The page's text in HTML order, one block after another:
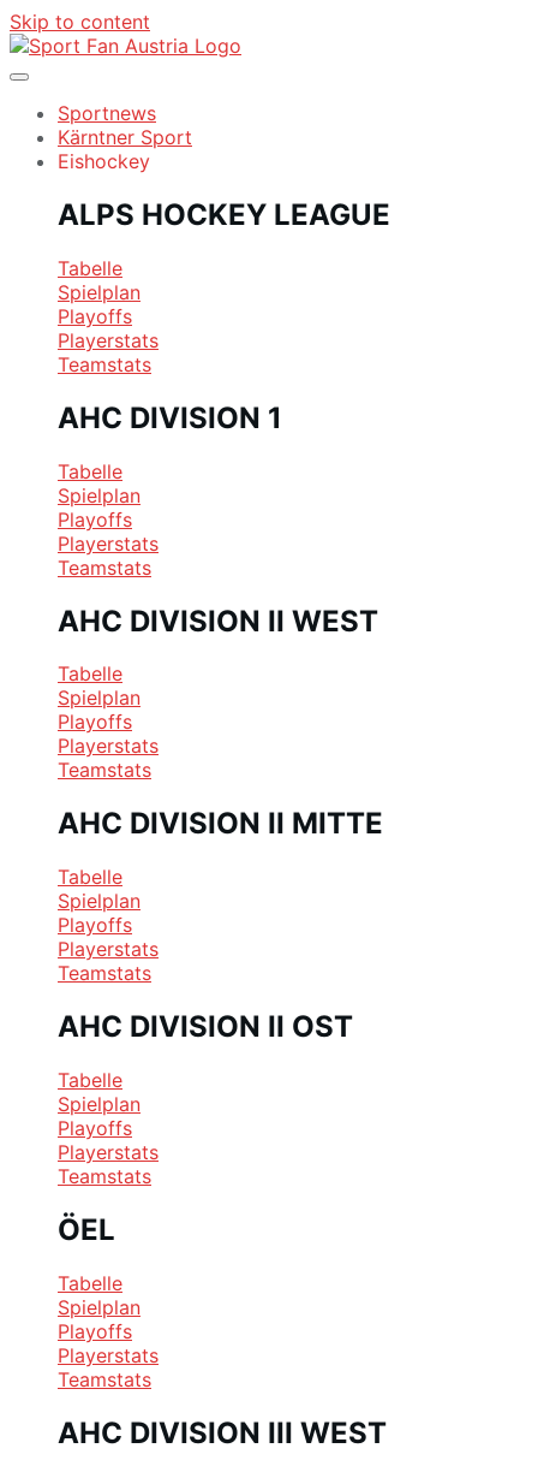
Skip to content
Sportnews
Kärntner Sport
Eishockey
ALPS HOCKEY LEAGUE
Tabelle
Spielplan
Playoffs
Playerstats
Teamstats
AHC DIVISION 1
Tabelle
Spielplan
Playoffs
Playerstats
Teamstats
AHC DIVISION II WEST
Tabelle
Spielplan
Playoffs
Playerstats
Teamstats
AHC DIVISION II MITTE
Tabelle
Spielplan
Playoffs
Playerstats
Teamstats
AHC DIVISION II OST
Tabelle
Spielplan
Playoffs
Playerstats
Teamstats
ÖEL
Tabelle
Spielplan
Playoffs
Playerstats
Teamstats
AHC DIVISION III WEST